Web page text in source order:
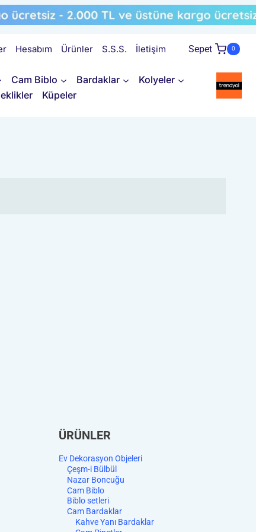
Hesabım Ürünler S.S.S. İletişim Sepet 0
Cam Biblo Bardaklar
Kolyeler
Küpeler
ÜRÜNLER
Ev Dekorasyon Objeleri
Çeşm-i Bülbül
Nazar Boncuğu
Cam Biblo
Biblo setleri
Cam Bardaklar
Kahve Yanı Bardaklar